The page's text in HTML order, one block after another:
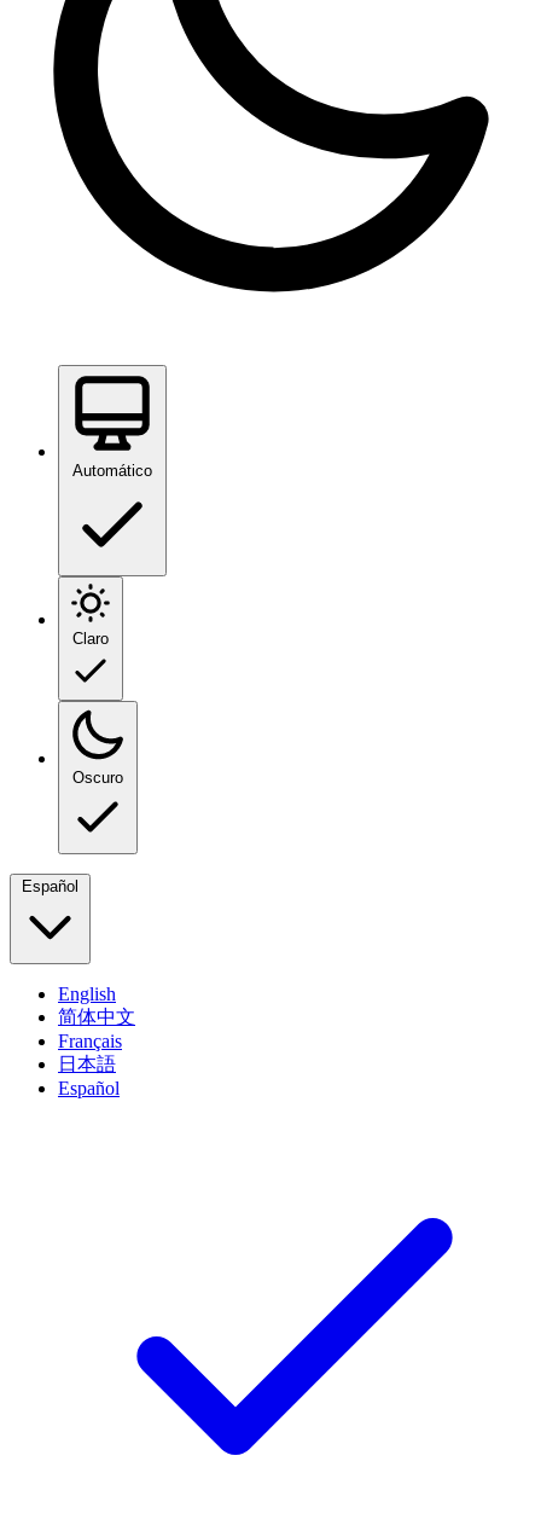
Automático
Claro
Oscuro
Español
English
简体中文
Français
日本語
Español